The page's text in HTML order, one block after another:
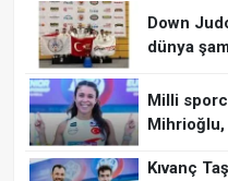
Down
dünya
Milli
Kıvanç